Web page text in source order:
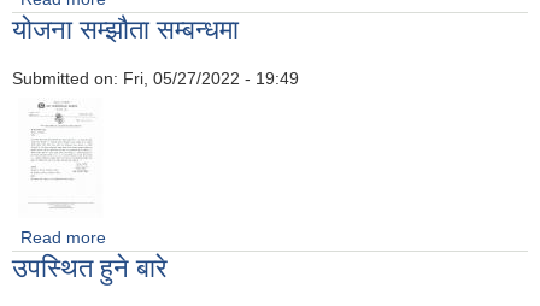
योजना सम्झौता सम्बन्धमा
Submitted on: Fri, 05/27/2022 - 19:49
Read more
उपस्थित हुने बारे